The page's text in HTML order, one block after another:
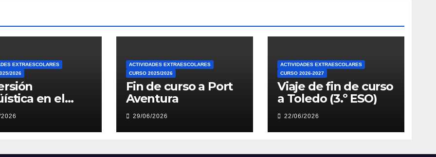
EXTRAESCOLARES
2026
en el
ACTIVIDADES EXTRAESCOLARES
CURSO 2025/2026
Fin de curso a Port
Aventura
29/06/2026
ACTIVIDADES EXTRAESCOLARES
CURSO 2026-2027
Viaje de fin de curso
a Toledo (3.º ESO)
22/06/2026